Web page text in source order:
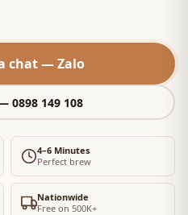
chat — Zalo
0898 149 108
4–6 Minutes
Perfect brew
Nationwide
Free on 500K+